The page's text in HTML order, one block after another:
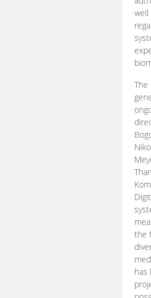
well
The
the
has